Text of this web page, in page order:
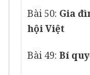
Bài 50: Gia
hội Việt
Bài 49: Bí